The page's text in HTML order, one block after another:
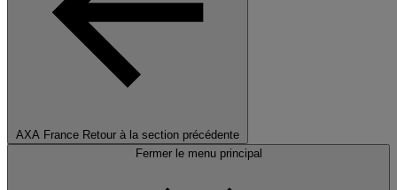
AXA France Retour à la section précédente
Fermer le menu principal